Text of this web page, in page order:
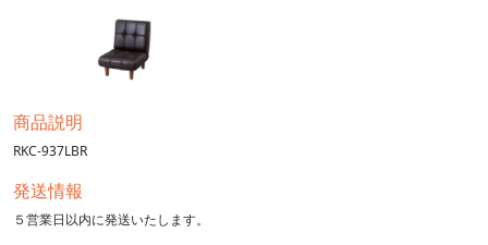
商品説明
RKC-937LBR
発送情報
５営業日以内に発送いたします。